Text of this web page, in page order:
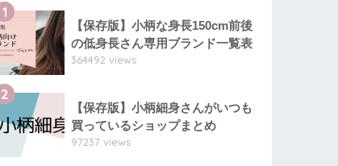
1
【保存版】小柄な身長150cm前後
の低身長さん専用ブランド一覧表
364492 views
2
【保存版】小柄細身さんがいつも
買っているショップまとめ
97237 views